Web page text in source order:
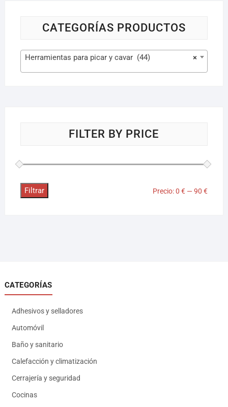
CATEGORÍAS PRODUCTOS
×
Herramientas para picar y cavar (44)
FILTER BY PRICE
Filtrar Precio:0 € —90 €
CATEGORÍAS
Adhesivos y selladores
Automóvil
Baño y sanitario
Calefacción y climatización
Cerrajería y seguridad
Cocinas